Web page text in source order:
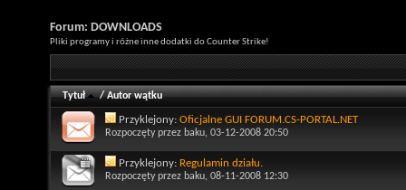
Forum: DOWNLOADS
Pliki programy i różne inne dodatki do Counter Strike!
Tytuł /Autor wątku
Przyklejony: Oficjalne GUI FORUM.CS-PORTAL.NET
Rozpoczęty przez baku, 03-12-2008 20:50
Przyklejony: Regulamin działu.
Rozpoczęty przez baku, 08-11-2008 12:30